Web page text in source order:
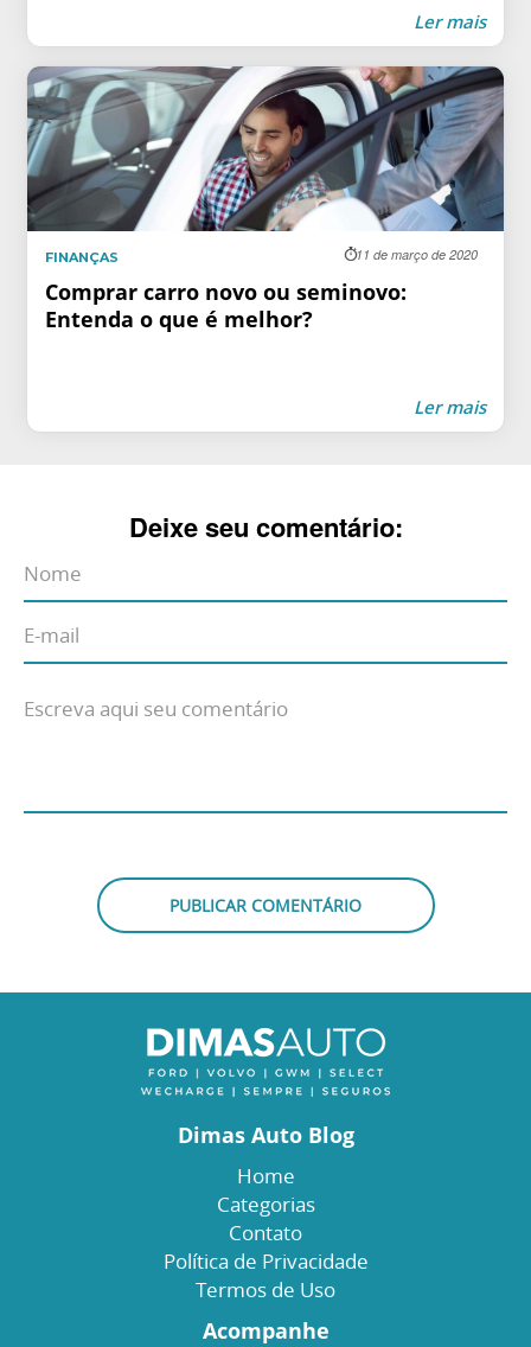
Ler mais
FINANÇAS 11 de março de 2020
Comprar carro novo ou seminovo:
Entenda o que é melhor?
Ler mais
Deixe seu comentário:
Dimas Auto Blog
Home
Categorias
Contato
Política de Privacidade
Termos de Uso
Acompanhe